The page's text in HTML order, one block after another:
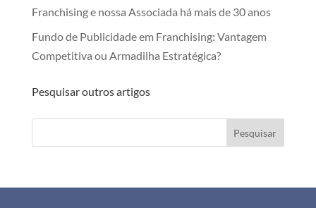
Franchising e nossa Associada há mais de 30 anos
Fundo de Publicidade em Franchising: Vantagem
Competitiva ou Armadilha Estratégica?
Pesquisar outros artigos
Pesquisar